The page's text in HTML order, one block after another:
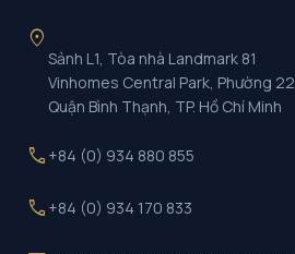
location_on
Sảnh L1, Tòa nhà Landmark 81
Vinhomes Central Park, Phường 22
Quận Bình Thạnh, TP. Hồ Chí Minh
call +84 (0) 934 880 855
call +84 (0) 934 170 833